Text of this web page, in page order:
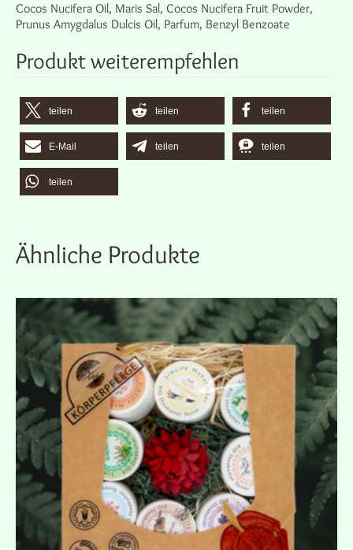
Cocos Nucifera Oil, Maris Sal, Cocos Nucifera Fruit Powder,
Prunus Amygdalus Dulcis Oil, Parfum, Benzyl Benzoate
Produkt weiterempfehlen
teilen teilen teilen
E-Mail teilen teilen
teilen
Ähnliche Produkte